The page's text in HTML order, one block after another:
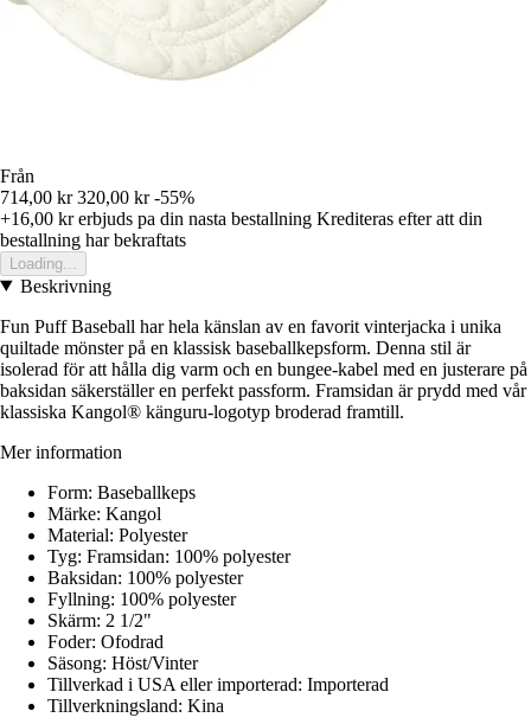
Från
714,00 kr 320,00 kr -55%
+16,00 krerbjuds pa din nasta bestallning Krediteras efter att din
bestallning har bekraftats
Loading...
Beskrivning
Fun Puff Baseball har hela känslan av en favorit vinterjacka i unika
quiltade mönster på en klassisk baseballkepsform. Denna stil är
isolerad för att hålla dig varm och en bungee-kabel med en justerare på
baksidan säkerställer en perfekt passform. Framsidan är prydd med vår
klassiska Kangol® känguru-logotyp broderad framtill.
Mer information
Form: Baseballkeps
Märke: Kangol
Material: Polyester
Tyg: Framsidan: 100% polyester
Baksidan: 100% polyester
Fyllning: 100% polyester
Skärm: 2 1/2"
Foder: Ofodrad
Säsong: Höst/Vinter
Tillverkad i USA eller importerad: Importerad
Tillverkningsland: Kina